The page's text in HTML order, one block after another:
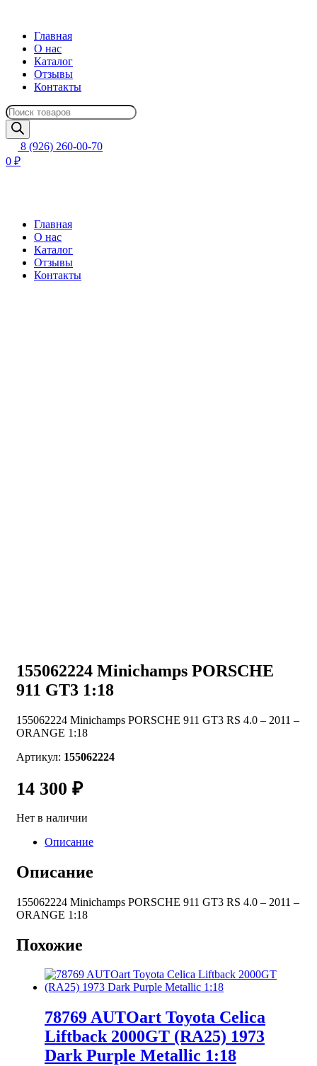
Главная
О нас
Каталог
Отзывы
Контакты
Поиск
товаров
8 (926) 260-00-70
0 ₽
Главная
О нас
Каталог
Отзывы
Контакты
155062224 Minichamps PORSCHE
911 GT3 1:18
155062224 Minichamps PORSCHE 911 GT3 RS 4.0 – 2011 –
ORANGE 1:18
Артикул: 155062224
14 300 ₽
Нет в наличии
Описание
Описание
155062224 Minichamps PORSCHE 911 GT3 RS 4.0 – 2011 –
ORANGE 1:18
Похожие
78769 AUTOart Toyota Celica
Liftback 2000GT (RA25) 1973
Dark Purple Metallic 1:18